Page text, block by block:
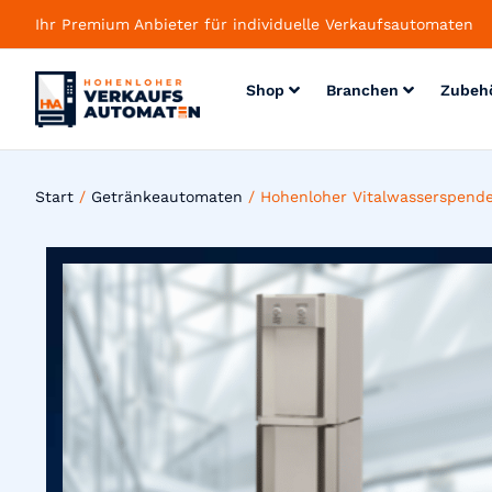
Ihr Premium Anbieter für individuelle Verkaufsautomaten
Shop Branchen
Start / Getränkeautomaten / Hohenloher